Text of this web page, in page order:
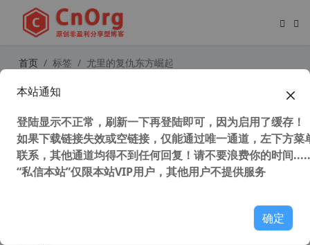
首页 标签 尤里的复仇东方崛起
红色警戒2尤里的复仇 史上最强MOD
国崛起
本站通知
登陆显示不正常，刷新一下再登陆即可，因为启用了缓存！
如果下载链接失效或空链接，仅能通过唯一通道，左下方菜
联系，其他通道均得不到任何回复！请不要浪费你的时间
“私信本站”仅限本站VIP用户，其他用户不提供服务
确定